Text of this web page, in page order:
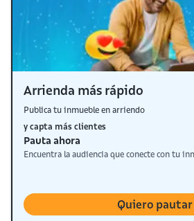
Arrienda más rápido
Publica tu inmueble en arriendo
y capta más clientes
Pauta ahora
Encuentra la audiencia que conecte con tu
Quiero pautar